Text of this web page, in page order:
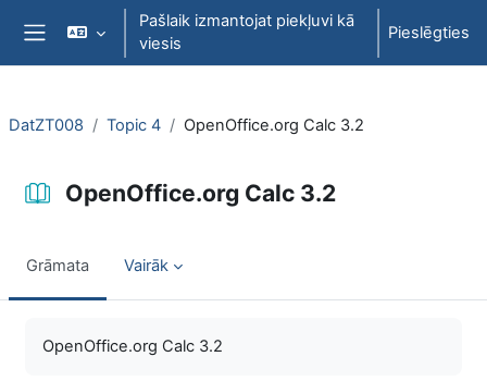
Atvērt galveno saturu
Sānu panelis
Pašlaik izmantojat piekļuvi kā
viesis
Pieslēgties
DatZT008 Topic 4 OpenOffice.org Calc 3.2
OpenOffice.org Calc 3.2
Grāmata Vairāk
OpenOffice.org Calc 3.2